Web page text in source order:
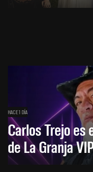
HACE 1 DÍA
Carlos Trejo
de La Granja